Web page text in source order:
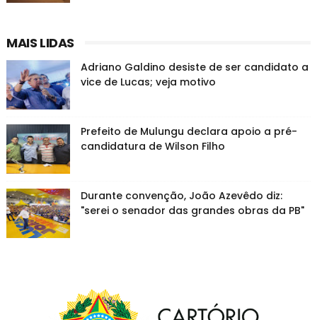
MAIS LIDAS
Adriano Galdino desiste de ser candidato a
vice de Lucas; veja motivo
Prefeito de Mulungu declara apoio a pré-
candidatura de Wilson Filho
Durante convenção, João Azevêdo diz:
"serei o senador das grandes obras da PB"